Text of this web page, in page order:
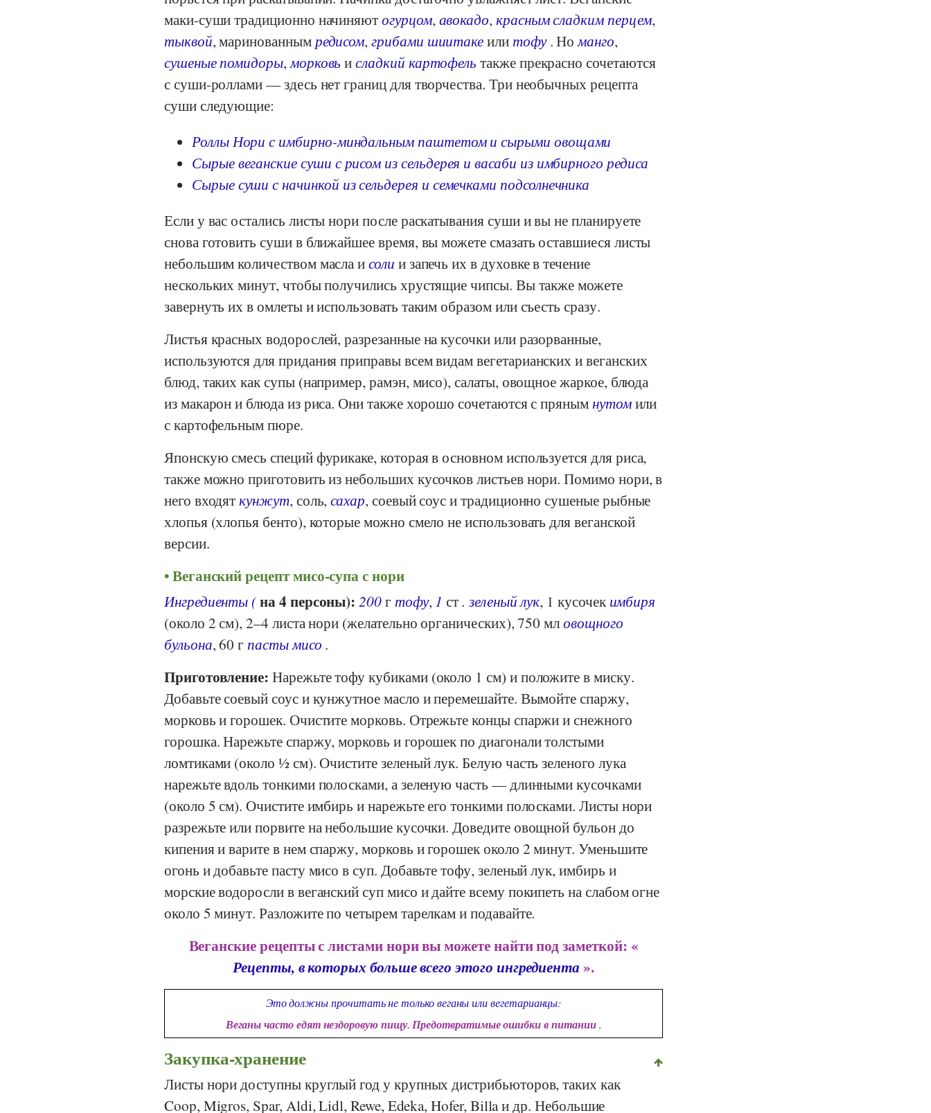
маки-суши традиционно начиняютогурцом, авокадо, красным сладким перцем,
тыквой, маринованнымредисом,грибами шиитакеилитофу. Номанго,
сушеные помидоры,морковь исладкий картофель также прекрасно сочетаются
с суши-роллами — здесь нет границ для творчества. Три необычных рецепта
суши следующие:
Роллы Нори с имбирно-миндальным паштетом и сырыми овощами
Сырые веганские суши с рисом из сельдерея и васаби из имбирного редиса
Сырые суши с начинкой из сельдерея и семечками подсолнечника
Если у вас остались листы нори после раскатывания суши и вы не планируете
снова готовить суши в ближайшее время, вы можете смазать оставшиеся листы
небольшим количеством масла исоли и запечь их в духовке в течение
нескольких минут, чтобы получились хрустящие чипсы. Вы также можете
завернуть их в омлеты и использовать таким образом или съесть сразу.
Листья красных водорослей, разрезанные на кусочки или разорванные,
используются для придания приправы всем видам вегетарианских и веганских
блюд, таких как супы (например, рамэн, мисо), салаты, овощное жаркое, блюда
из макарон и блюда из риса. Они также хорошо сочетаются с прянымнутомили
с картофельным пюре.
Японскую смесь специй фурикаке, которая в основном используется для риса,
также можно приготовить из небольших кусочков листьев нори. Помимо нори, в
него входяткунжут, соль,сахар, соевый соус и традиционно сушеные рыбные
хлопья (хлопья бенто), которые можно смело не использовать для веганской
версии.
Веганский рецепт мисо-супа с нори
Ингредиенты(на 4 персоны): 200г тофу, 1 ст. зеленый лук, 1 кусочек имбиря
(около 2 см), 2–4 листа нори (желательно органических), 750 мловощного
бульона, 60 гпасты мисо .
Приготовление: Нарежьте тофу кубиками (около 1 см) и положите в миску.
Добавьте соевый соус и кунжутное масло и перемешайте. Вымойте спаржу,
морковь и горошек. Очистите морковь. Отрежьте концы спаржи и снежного
горошка. Нарежьте спаржу, морковь и горошек по диагонали толстыми
ломтиками (около ½ см). Очистите зеленый лук. Белую часть зеленого лука
нарежьте вдоль тонкими полосками, а зеленую часть — длинными кусочками
(около 5 см). Очистите имбирь и нарежьте его тонкими полосками. Листы нори
разрежьте или порвите на небольшие кусочки. Доведите овощной бульон до
кипения и варите в нем спаржу, морковь и горошек около 2 минут. Уменьшите
огонь и добавьте пасту мисо в суп. Добавьте тофу, зеленый лук, имбирь и
морские водоросли в веганский суп мисо и дайте всему покипеть на слабом огне
около 5 минут. Разложите по четырем тарелкам и подавайте.
Веганские рецепты с листами нори вы можете найти под заметкой: «
Рецепты, в которых больше всего этого ингредиента ».
Это должны прочитать не только веганы или вегетарианцы:
Веганы часто едят нездоровую пищу. Предотвратимые ошибки в питании.
Закупка-хранение
Листы нори доступны круглый год у крупных дистрибьюторов, таких как
Coop, Migros, Spar, Aldi,Lidl, Rewe, Edeka,Hofer, Billaи др. Небольшие